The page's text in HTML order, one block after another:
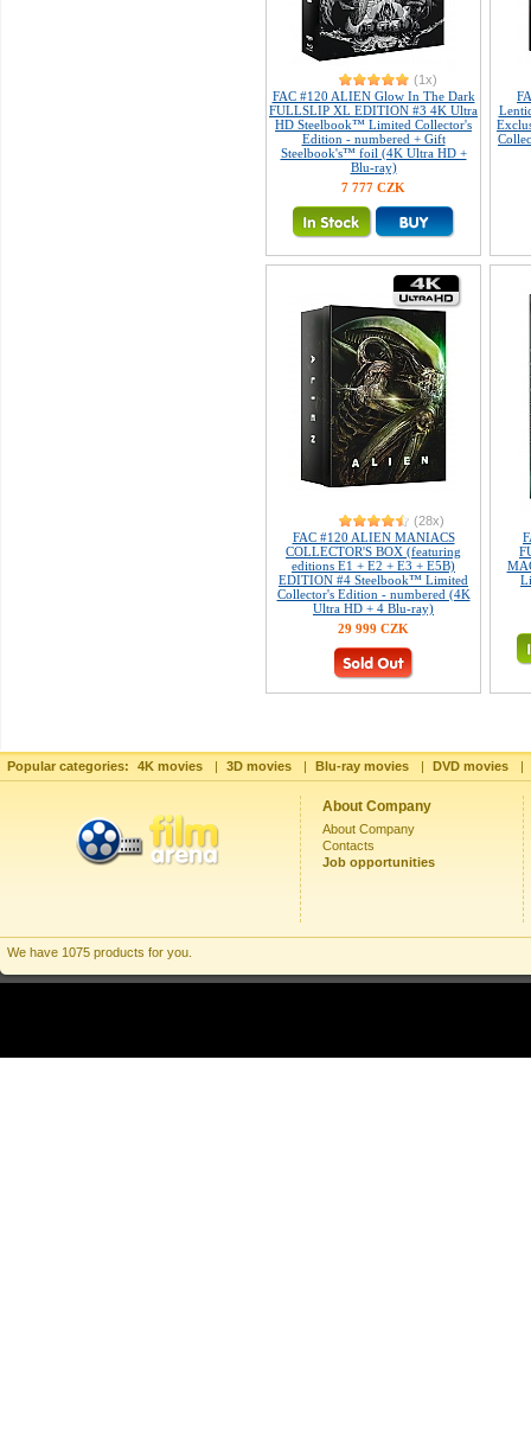
(1x)
FAC #120 ALIEN Glow In The Dark
FULLSLIP XL EDITION #3 4K Ultra
HD Steelbook™ Limited Collector's
Edition - numbered + Gift
Steelbook's™ foil (4K Ultra HD +
Blu-ray)
7 777 CZK
(28x)
FAC #120 ALIEN MANIACS
COLLECTOR'S BOX (featuring
editions E1 + E2 + E3 + E5B)
EDITION #4 Steelbook™ Limited
Collector's Edition - numbered (4K
Ultra HD + 4 Blu-ray)
29 999 CZK
Popular categories: 4K movies 3D movies Blu-ray movies DVD movies
About Company
About Company
Contacts
Job opportunities
We have 1075 products for you.